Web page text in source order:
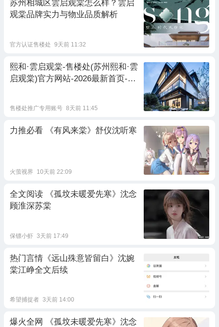
苏州相城区雲启观棠怎么样？雲启
观棠品牌实力与物业品质解析
官方认证售楼处 9天前 11:32
熙和·雲启观棠-售楼处(苏州熙和·雲
启观棠)官方网站-2026最新首页-恭
售楼处推广专用账号 8天前 11:45
力推必看 《有风来棠》舒仪沈听寒
火萤视界 10天前 22:09
全文阅读 《孤坟未暖爱先寒》沈念
顾淮深苏棠
保镖小虾 3天前 17:49
热门言情《远山殊意皆留白》沈婉
棠江峥全文后续
希望捕捉者 3天前 14:00
爆火全网 《孤坟未暖爱先寒》沈念